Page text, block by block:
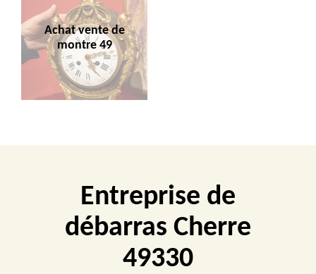
Achat vente de
montre 49
Entreprise de
débarras Cherre
49330